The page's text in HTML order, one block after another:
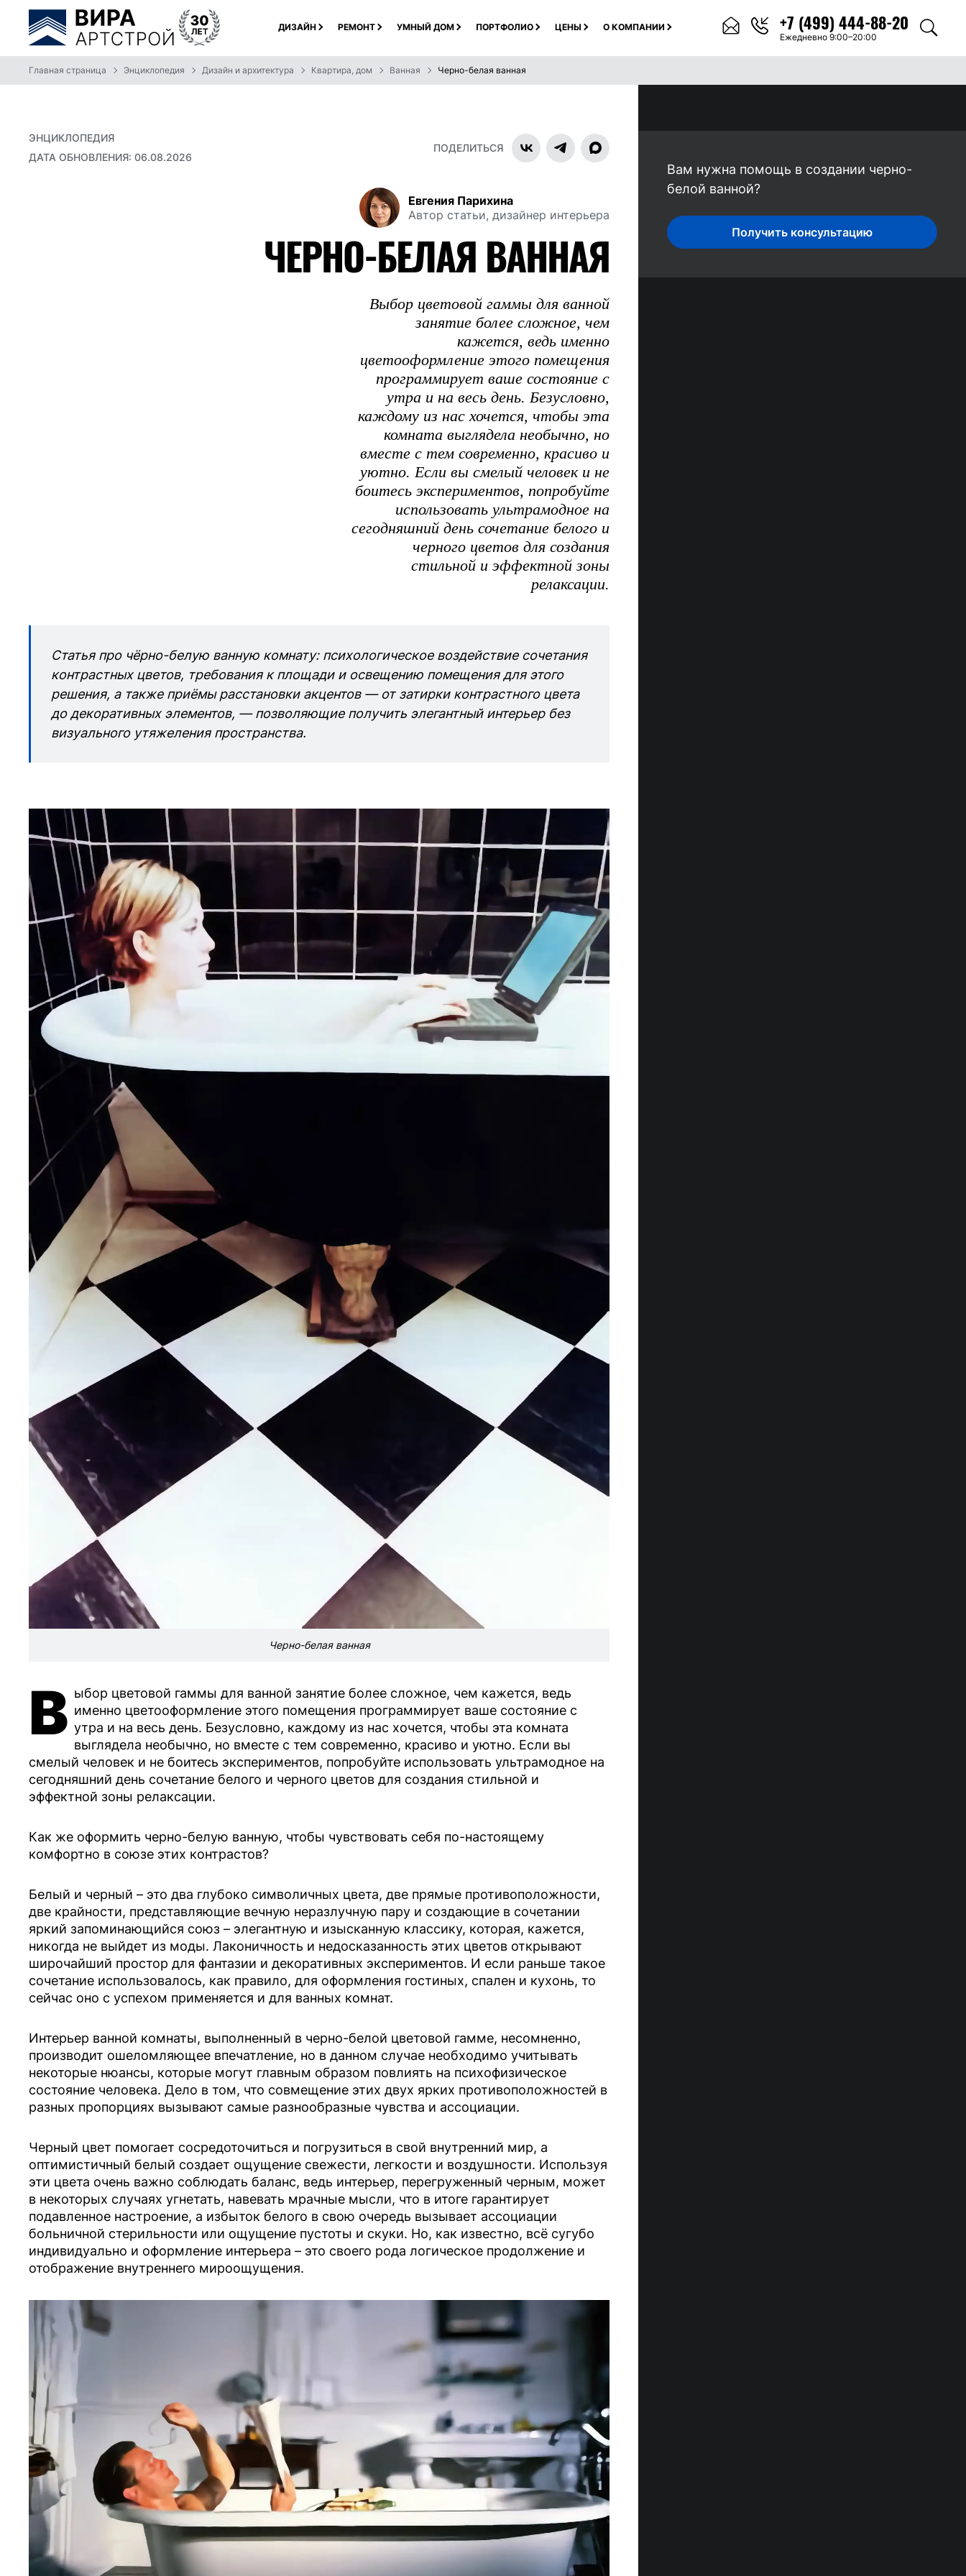
ДИЗАЙН РЕМОНТ УМНЫЙ ДОМ ПОРТФОЛИО ЦЕНЫ О КОМПАНИИ +7 (499) 444-88-20
Ежедневно 9:00–20:00
Главная страница Энциклопедия Дизайн и архитектура Квартира, дом Ванная Черно-белая ванная
ЭНЦИКЛОПЕДИЯ
ДАТА ОБНОВЛЕНИЯ: 06.08.2026
ПОДЕЛИТЬСЯ
Евгения Парихина
Автор статьи, дизайнер интерьера
ЧЕРНО-БЕЛАЯ ВАННАЯ
Выбор цветовой гаммы для ванной
занятие более сложное, чем
кажется, ведь именно
цветооформление этого помещения
программирует ваше состояние с
утра и на весь день. Безусловно,
каждому из нас хочется, чтобы эта
комната выглядела необычно, но
вместе с тем современно, красиво и
уютно. Если вы смелый человек и не
боитесь экспериментов, попробуйте
использовать ультрамодное на
сегодняшний день сочетание белого и
черного цветов для создания
стильной и эффектной зоны
релаксации.
Статья про чёрно-белую ванную комнату: психологическое воздействие сочетания
контрастных цветов, требования к площади и освещению помещения для этого
решения, а также приёмы расстановки акцентов — от затирки контрастного цвета
до декоративных элементов, — позволяющие получить элегантный интерьер без
визуального утяжеления пространства.
Черно-белая ванная
В ыбор цветовой гаммы для ванной занятие более сложное, чем кажется, ведь
именно цветооформление этого помещения программирует ваше состояние с
утра и на весь день. Безусловно, каждому из нас хочется, чтобы эта комната
выглядела необычно, но вместе с тем современно, красиво и уютно. Если вы
смелый человек и не боитесь экспериментов, попробуйте использовать ультрамодное на
сегодняшний день сочетание белого и черного цветов для создания стильной и
эффектной зоны релаксации.
Как же оформить черно-белую ванную, чтобы чувствовать себя по-настоящему
комфортно в союзе этих контрастов?
Белый и черный – это два глубоко символичных цвета, две прямые противоположности,
две крайности, представляющие вечную неразлучную пару и создающие в сочетании
яркий запоминающийся союз – элегантную и изысканную классику, которая, кажется,
никогда не выйдет из моды. Лаконичность и недосказанность этих цветов открывают
широчайший простор для фантазии и декоративных экспериментов. И если раньше такое
сочетание использовалось, как правило, для оформления гостиных, спален и кухонь, то
сейчас оно с успехом применяется и для ванных комнат.
Интерьер ванной комнаты, выполненный в черно-белой цветовой гамме, несомненно,
производит ошеломляющее впечатление, но в данном случае необходимо учитывать
некоторые нюансы, которые могут главным образом повлиять на психофизическое
состояние человека. Дело в том, что совмещение этих двух ярких противоположностей в
разных пропорциях вызывают самые разнообразные чувства и ассоциации.
Черный цвет помогает сосредоточиться и погрузиться в свой внутренний мир, а
оптимистичный белый создает ощущение свежести, легкости и воздушности. Используя
эти цвета очень важно соблюдать баланс, ведь интерьер, перегруженный черным, может
в некоторых случаях угнетать, навевать мрачные мысли, что в итоге гарантирует
подавленное настроение, а избыток белого в свою очередь вызывает ассоциации
больничной стерильности или ощущение пустоты и скуки. Но, как известно, всё сугубо
индивидуально и оформление интерьера – это своего рода логическое продолжение и
отображение внутреннего мироощущения.
Вам нужна помощь в создании черно-
белой ванной?
Получить консультацию